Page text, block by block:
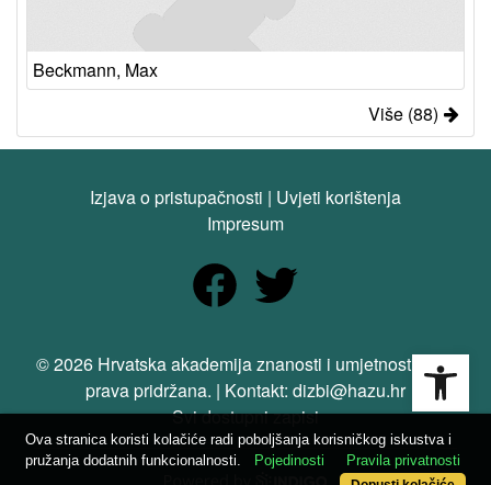
Beckmann, Max
Više (88)
Izjava o pristupačnosti | Uvjeti korištenja
Impresum
© 2026 Hrvatska akademija znanosti i umjetnosti. Sva
prava pridržana. | Kontakt: dizbi@hazu.hr
Svi dostupni zapisi
Ova stranica koristi kolačiće radi poboljšanja korisničkog iskustva i
pružanja dodatnih funkcionalnosti.
Pojedinosti Pravila privatnosti